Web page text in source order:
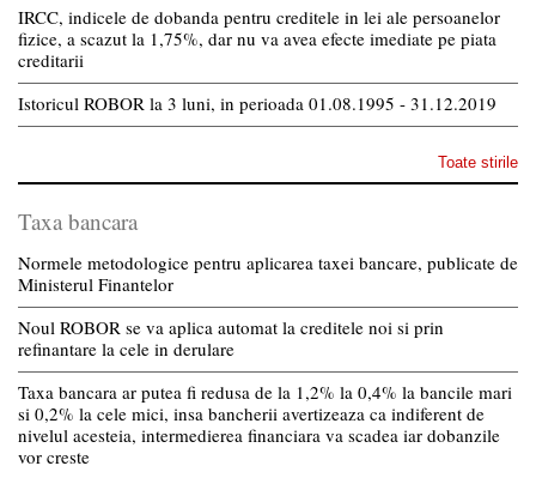
IRCC, indicele de dobanda pentru creditele in lei ale persoanelor
fizice, a scazut la 1,75%, dar nu va avea efecte imediate pe piata
creditarii
Istoricul ROBOR la 3 luni, in perioada 01.08.1995 - 31.12.2019
Toate stirile
Taxa bancara
Normele metodologice pentru aplicarea taxei bancare, publicate de
Ministerul Finantelor
Noul ROBOR se va aplica automat la creditele noi si prin
refinantare la cele in derulare
Taxa bancara ar putea fi redusa de la 1,2% la 0,4% la bancile mari
si 0,2% la cele mici, insa bancherii avertizeaza ca indiferent de
nivelul acesteia, intermedierea financiara va scadea iar dobanzile
vor creste